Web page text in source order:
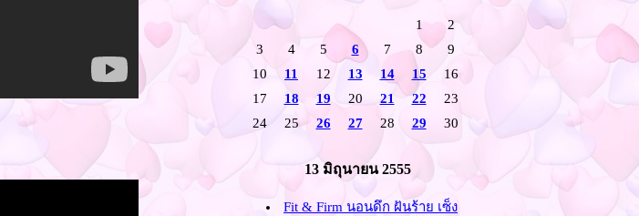
1
2
3
4 5 6 7 8
9
10
11 12 13 14 15
16
17
18 19 20 21 22
23
24
25 26 27 28 29 30
13 มิถุนายน 2555
Fit & Firm นอนดึก ฝันร้าย เซ็ง